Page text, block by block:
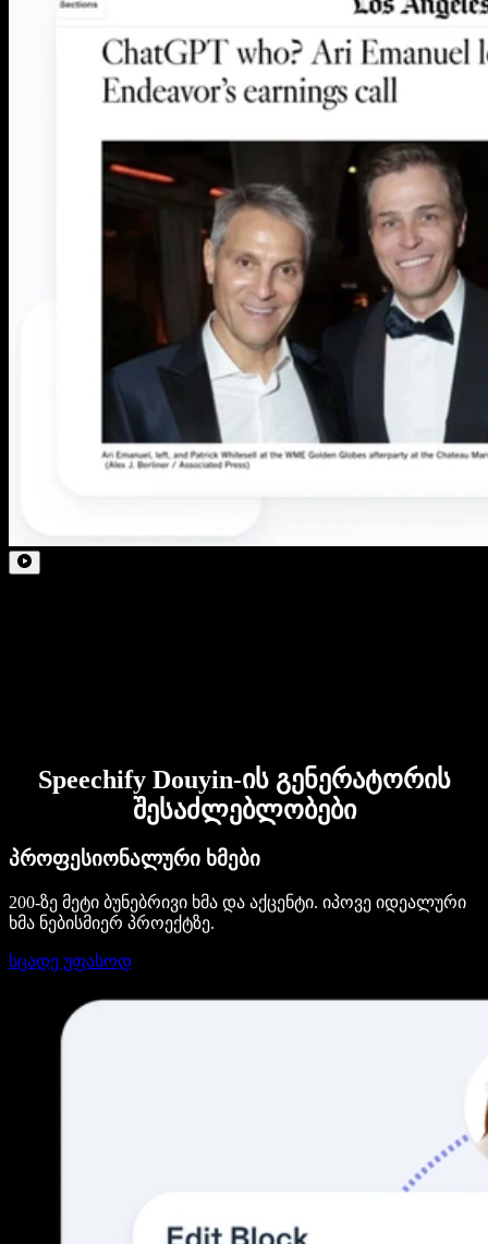
Speechify Douyin-ის გენერატორის
შესაძლებლობები
პროფესიონალური ხმები
200-ზე მეტი ბუნებრივი ხმა და აქცენტი. იპოვე იდეალური
ხმა ნებისმიერ პროექტზე.
სცადე უფასოდ